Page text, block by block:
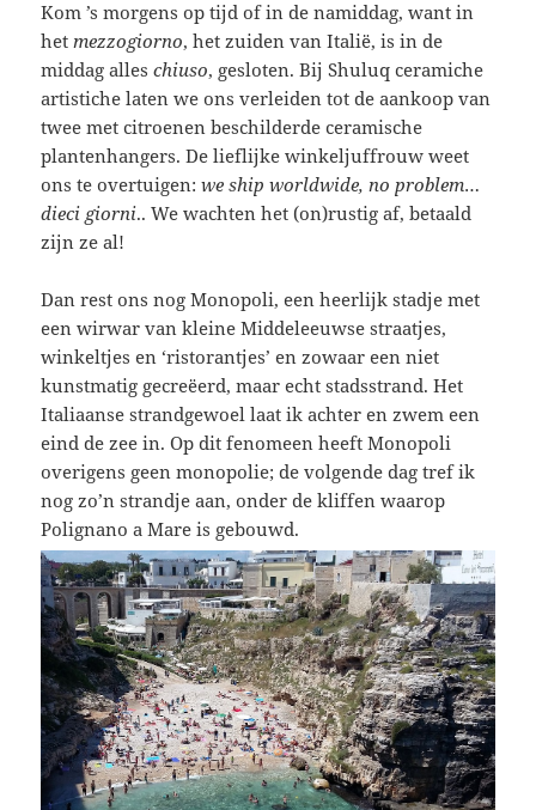
Kom ’s morgens op tijd of in de namiddag, want in
het mezzogiorno, het zuiden van Italië, is in de
middag alleschiuso, gesloten. Bij Shuluq ceramiche
artistiche laten we ons verleiden tot de aankoop van
twee met citroenen beschilderde ceramische
plantenhangers. De lieflijke winkeljuffrouw weet
ons te overtuigen:we ship worldwide, no problem…
dieci giorni.. We wachten het (on)rustig af, betaald
zijn ze al!
Dan rest ons nog Monopoli, een heerlijk stadje met
een wirwar van kleine Middeleeuwse straatjes,
winkeltjes en ‘ristorantjes’ en zowaar een niet
kunstmatig gecreëerd, maar echt stadsstrand. Het
Italiaanse strandgewoel laat ik achter en zwem een
eind de zee in. Op dit fenomeen heeft Monopoli
overigens geen monopolie; de volgende dag tref ik
nog zo’n strandje aan, onder de kliffen waarop
Polignano a Mare is gebouwd.